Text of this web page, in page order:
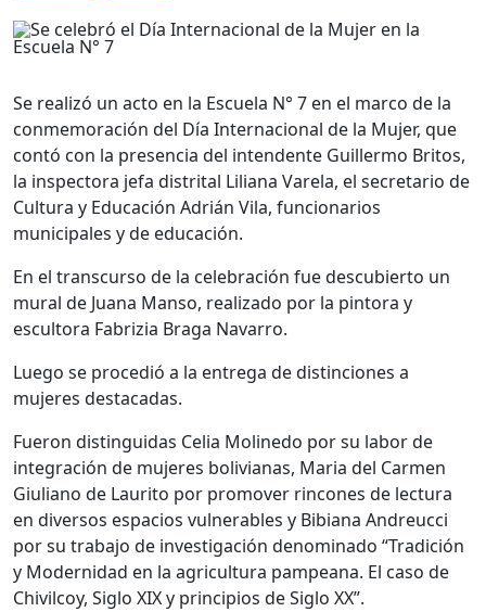
Se realizó un acto en la Escuela N° 7 en el marco de la
conmemoración del Día Internacional de la Mujer, que
contó con la presencia del intendente Guillermo Britos,
la inspectora jefa distrital Liliana Varela, el secretario de
Cultura y Educación Adrián Vila, funcionarios
municipales y de educación.
En el transcurso de la celebración fue descubierto un
mural de Juana Manso, realizado por la pintora y
escultora Fabrizia Braga Navarro.
Luego se procedió a la entrega de distinciones a
mujeres destacadas.
Fueron distinguidas Celia Molinedo por su labor de
integración de mujeres bolivianas, Maria del Carmen
Giuliano de Laurito por promover rincones de lectura
en diversos espacios vulnerables y Bibiana Andreucci
por su trabajo de investigación denominado “Tradición
y Modernidad en la agricultura pampeana. El caso de
Chivilcoy, Siglo XIX y principios de Siglo XX”.